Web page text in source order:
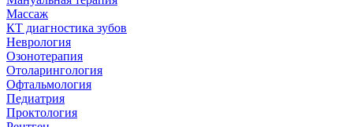
Массаж
КТ диагностика зубов
Неврология
Озонотерапия
Отоларингология
Офтальмология
Педиатрия
Проктология